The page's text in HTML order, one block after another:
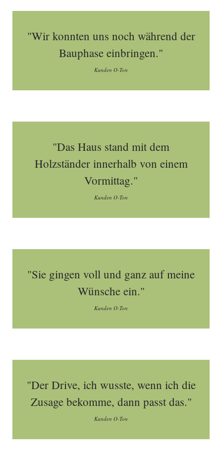
"Wir konnten uns noch während der
Bauphase einbringen."
Kunden O-Ton
"Das Haus stand mit dem
Holzständer innerhalb von einem
Vormittag."
Kunden O-Ton
"Sie gingen voll und ganz auf meine
Wünsche ein."
Kunden O-Ton
"Der Drive, ich wusste, wenn ich die
Zusage bekomme, dann passt das."
Kunden O-Ton